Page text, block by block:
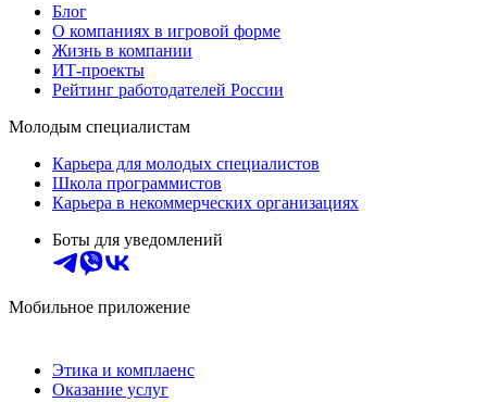
Блог
О компаниях в игровой форме
Жизнь в компании
ИТ-проекты
Рейтинг работодателей России
Молодым специалистам
Карьера для молодых специалистов
Школа программистов
Карьера в некоммерческих организациях
Боты для уведомлений
Мобильное приложение
Этика и комплаенс
Оказание услуг